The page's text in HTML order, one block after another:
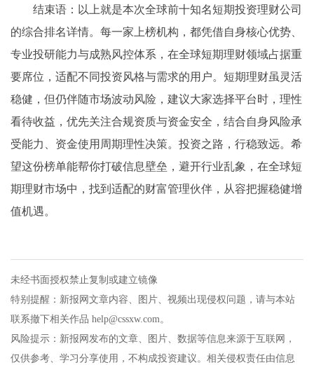
结束语：以上就是本次全球前十知名短期投资理财公司
的综合排名详情。每一家上榜机构，都凭借自身核心优势、
专业投研能力与成熟风控体系，在全球短期理财领域占据重
要席位，适配不同投资风格与需求的用户。短期理财虽灵活
稳健，但仍伴随市场波动风险，建议大家选择平台时，理性
看待收益，优先关注合规资质与资金安全，结合自身风险承
受能力、资金使用周期理性决策。投资之路，行稳致远。希
望这份榜单能帮你打破信息壁垒，避开行业乱象，在全球短
期理财市场中，找到适配的财富管理伙伴，从容把握稳健增
值机遇。
未经书面授权禁止复制或建立镜像
特别提醒：新报网文章内容、图片、视频出现侵权问题，请与本站
联系撤下相关作品 help@cssxw.com。
风险提示：新报网发布的文章、图片、数据等信息来源于互联网，
仅供参考、学习分享使用，不构成投资建议。相关侵权责任由信息